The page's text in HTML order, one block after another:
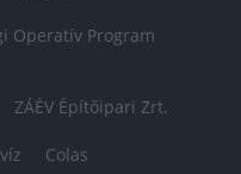
Operatív Program
ZÁÉV Építőipari Zrt.
Colas